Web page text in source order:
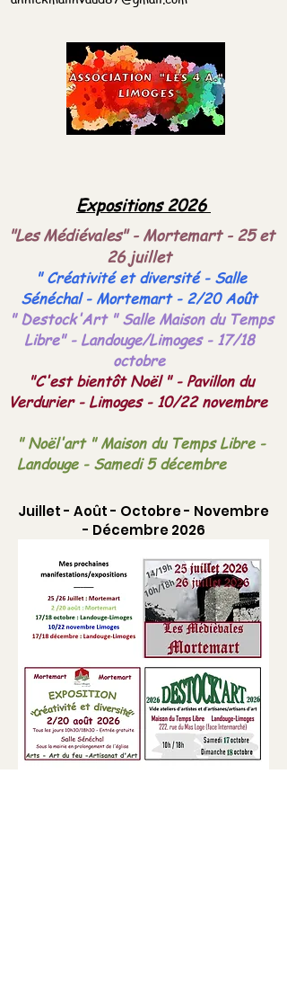
Expositions 2026
"Les Médiévales" - Mortemart - 25 et
26 juillet
" Créativité et diversité - Salle
Sénéchal - Mortemart - 2/20 Août
" Destock'Art " Salle Maison du Temps
Libre" - Landouge/Limoges - 17/18
octobre
"C'est bientôt Noël " - Pavillon du
Verdurier - Limoges - 10/22 novembre
" Noël'art " Maison du Temps Libre -
Landouge - Samedi 5 décembre
Juillet - Août - Octobre - Novembre
- Décembre 2026